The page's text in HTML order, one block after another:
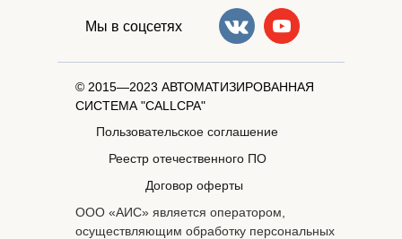
© 2015—2023 АВТОМАТИЗИРОВАННАЯ
СИСТЕМА "CALLCPA"
ООО «АИС» является оператором,
осуществляющим обработку персональных
Мы в соцсетях
Пользовательское соглашение
Договор оферты
Реестр отечественного ПО